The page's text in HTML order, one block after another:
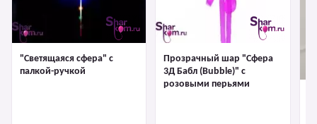
"Светящаяся сфера" с
палкой-ручкой
Прозрачный шар "Сфера
3Д Бабл (Bubble)" с
розовыми перьями